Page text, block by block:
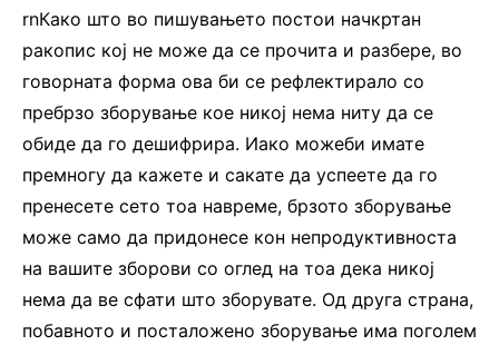
rnКако што во пишувањето постои начкртан
ракопис кој не може да се прочита и разбере, во
говорната форма ова би се рефлектирало со
пребрзо зборување кое никој нема ниту да се
обиде да го дешифрира. Иако можеби имате
премногу да кажете и сакате да успеете да го
пренесете сето тоа навреме, брзото зборување
може само да придонесе кон непродуктивноста
на вашите зборови со оглед на тоа дека никој
нема да ве сфати што зборувате. Од друга страна,
побавното и посталожено зборување има поголем